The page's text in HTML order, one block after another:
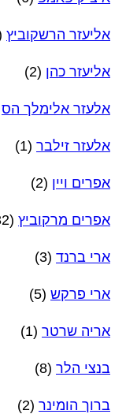
אליעזר הרשקוביץ
אליעזר כהן (2)
אלעזר אלימלך הס
אלעזר זילבר (1)
אפרים ויין (2)
אפרים מרקוביץ (32)
ארי ברנד (3)
ארי פרקש (5)
אריה שרטר (1)
בנצי הלר (8)
ברוך הומינר (2)